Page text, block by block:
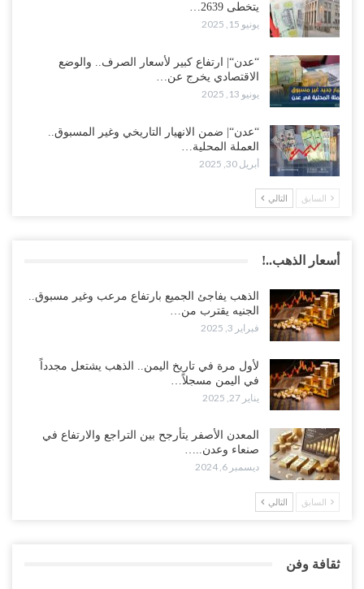
يتخطى 2639…
يونيو 15, 2025
“عدن“| ارتفاع كبير لأسعار الصرف.. والوضع
الاقتصادي يخرج عن…
يونيو 13, 2025
“عدن“| ضمن الانهيار التاريخي وغير المسبوق..
العملة المحلية…
أبريل 30, 2025
السابق التالي
أسعار الذهب..!
الذهب يفاجئ الجميع بارتفاع مرعب وغير مسبوق..
الجنيه يقترب من…
فبراير 3, 2025
لأول مرة في تاريخ اليمن.. الذهب يشتعل مجدداً
في اليمن مسجلاً…
يناير 27, 2025
المعدن الأصفر يتأرجح بين التراجع والارتفاع في
صنعاء وعدن..…
ديسمبر 6, 2024
السابق التالي
ثقافة وفن